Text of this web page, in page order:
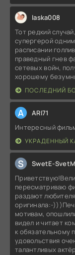
laska008
Тот редкий
супергерой
расписании
праведный гнев
сетевых войн,
хорошему
ПОСЛЕДНИЙ
A ARI71
Интересный
УКРАДЕННЫЙ
S SwetE-SvetM
пересматриваю
раздают
оригинала:-
мотивам,
видел и читает
к обязательному
удовольствия
талантливых